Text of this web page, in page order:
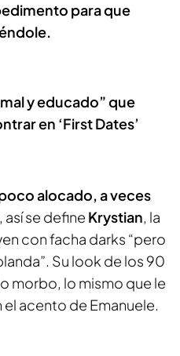
para que
y educado” que
en ‘First Dates’
alocado, a veces
, así se define Krystian, la
con facha darks “pero
Su look de los 90
morbo, lo mismo que le
acento de Emanuele.